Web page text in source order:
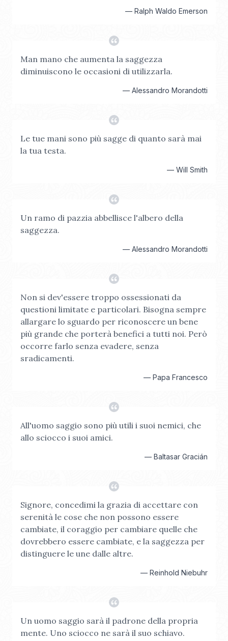
— Ralph Waldo Emerson
Man mano che aumenta la saggezza
diminuiscono le occasioni di utilizzarla.
— Alessandro Morandotti
Le tue mani sono più sagge di quanto sarà mai
la tua testa.
— Will Smith
Un ramo di pazzia abbellisce l'albero della
saggezza.
— Alessandro Morandotti
Non si dev'essere troppo ossessionati da
questioni limitate e particolari. Bisogna sempre
allargare lo sguardo per riconoscere un bene
più grande che porterà benefici a tutti noi. Però
occorre farlo senza evadere, senza
sradicamenti.
— Papa Francesco
All'uomo saggio sono più utili i suoi nemici, che
allo sciocco i suoi amici.
— Baltasar Gracián
Signore, concedimi la grazia di accettare con
serenità le cose che non possono essere
cambiate, il coraggio per cambiare quelle che
dovrebbero essere cambiate, e la saggezza per
distinguere le une dalle altre.
— Reinhold Niebuhr
Un uomo saggio sarà il padrone della propria
mente. Uno sciocco ne sarà il suo schiavo.